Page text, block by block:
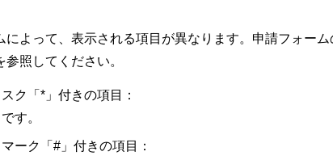
によって、表示される項目が異なります。申請フォー
参照してください。
ク「*」付きの項目：
す。
ーク「#」付きの項目：